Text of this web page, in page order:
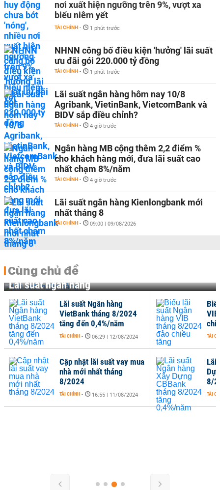
nơi xuất hiện ngưỡng trên 9%, vượt xa
biểu niêm yết
TÀI CHÍNH - 1 phút trước
NHNN công bố điều kiện 'hưởng' lãi suất
ưu đãi gói 220.000 tỷ đồng
TÀI CHÍNH - 1 phút trước
Lãi suất ngân hàng hôm nay 10/8
Agribank, VietinBank, VietcomBank và
BIDV sắp điều chỉnh?
TÀI CHÍNH - 4 giờ trước
Ngân hàng MB cộng thêm 2,2 điểm %
cho khách hàng mới, đưa lãi suất cao
nhất chạm 8%/năm
TÀI CHÍNH - 4 giờ trước
Lãi suất ngân hàng Kienlongbank mới
nhất tháng 8
TÀI CHÍNH - 09:00 | 09/08/2026
Cùng chủ đề
Lãi suất ngân hàng
Lãi
8/
TÀI
Lãi suất Ngân hàng
VietBank tháng 8/2024
tăng đến 0,4%/năm
TÀI CHÍNH - 06:29 | 12/08/2024
Cập nhật lãi suất vay mua
nhà mới nhất tháng
8/2024
TÀI CHÍNH - 16:55 | 11/08/2024
TÀI